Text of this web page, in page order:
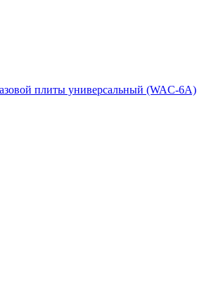
плиты универсальный (WAC-6A)